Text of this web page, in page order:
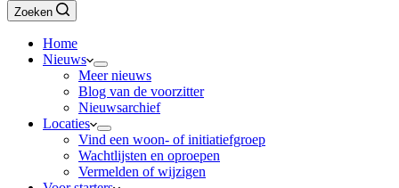
Zoeken
Home
Nieuws
Meer nieuws
Blog van de voorzitter
Nieuwsarchief
Locaties
Vind een woon- of initiatiefgroep
Wachtlijsten en oproepen
Vermelden of wijzigen